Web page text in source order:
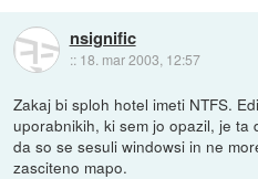
nsignific
:: 18. mar 2003, 12:57
Zakaj bi sploh hotel imeti NTFS.
uporabnikih, ki sem jo opazil, je
da so se sesuli windowsi in ne
zasciteno mapo.